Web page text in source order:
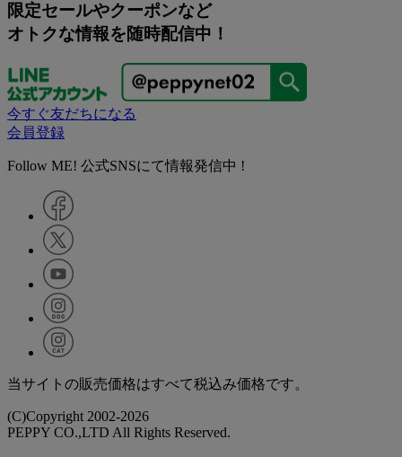
限定セールやクーポンなど
オトクな情報を随時配信中！
今すぐ友だちになる
会員登録
Follow ME! 公式SNSにて情報発信中 !
当サイトの販売価格はすべて税込み価格です。
(C)Copyright 2002-2026
PEPPY CO.,LTD All Rights Reserved.